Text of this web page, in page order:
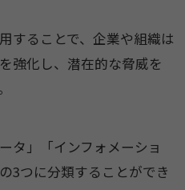
することで、企業や組織は
強化し、潜在的な脅威を
タ」「インフォメーショ
3つに分類することができ